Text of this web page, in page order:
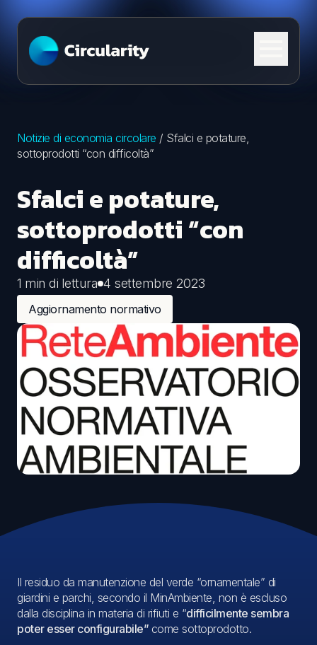
Skip to content
Notizie di economia circolare / Sfalci e potature,
sottoprodotti “con difficoltà”
Sfalci e potature,
sottoprodotti “con
difficoltà”
1 min di lettura 4 settembre 2023
Aggiornamento normativo
Il residuo da manutenzione del verde “ornamentale” di
giardini e parchi, secondo il MinAmbiente, non è escluso
dalla disciplina in materia di rifiuti e “difficilmente sembra
poter esser configurabile” come sottoprodotto.